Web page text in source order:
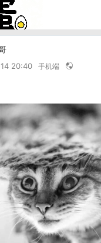
20:40 手机端